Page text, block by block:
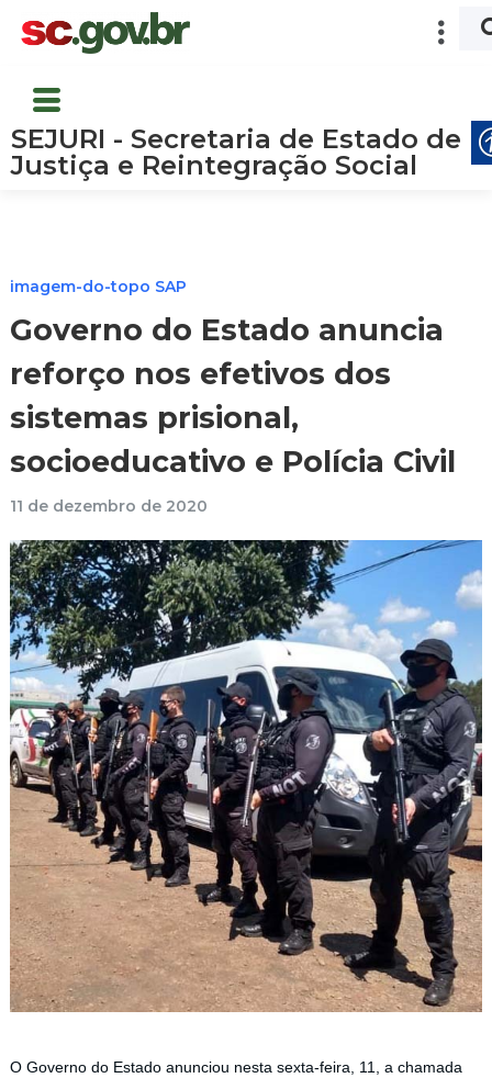
SEJURI - Secretaria de Estado de
Justiça e Reintegração Social
imagem-do-topo SAP
Governo do Estado anuncia
reforço nos efetivos dos
sistemas prisional,
socioeducativo e Polícia Civil
11 de dezembro de 2020
O Governo do Estado anunciou nesta sexta-feira, 11, a chamada